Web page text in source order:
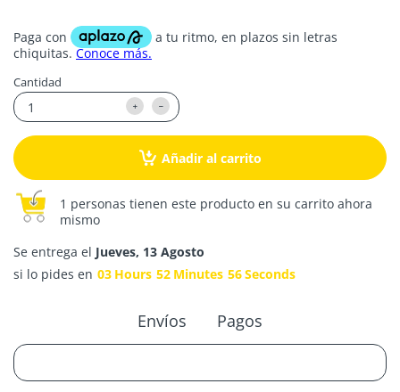
Cantidad
Añadir al carrito
1 personas tienen este producto en su carrito ahora
mismo
Se entrega el Jueves, 13 Agosto
si lo pides en 03 Hours 52 Minutes 56Seconds
Envíos Pagos